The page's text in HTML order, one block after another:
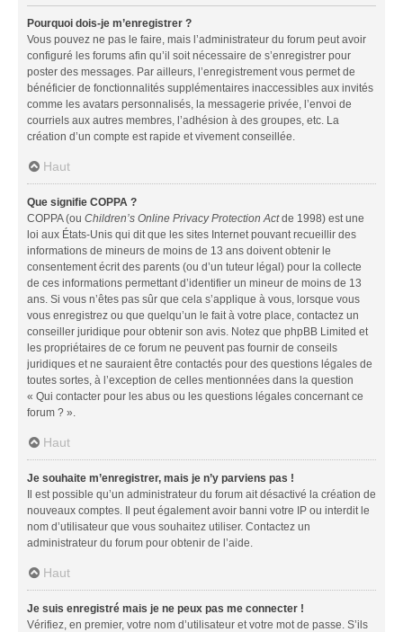
Pourquoi dois-je m’enregistrer ?
Vous pouvez ne pas le faire, mais l’administrateur du forum peut avoir
configuré les forums afin qu’il soit nécessaire de s’enregistrer pour
poster des messages. Par ailleurs, l’enregistrement vous permet de
bénéficier de fonctionnalités supplémentaires inaccessibles aux invités
comme les avatars personnalisés, la messagerie privée, l’envoi de
courriels aux autres membres, l’adhésion à des groupes, etc. La
création d’un compte est rapide et vivement conseillée.
Haut
Que signifie COPPA ?
COPPA (ou Children’s Online Privacy Protection Actde 1998) est une
loi aux États-Unis qui dit que les sites Internet pouvant recueillir des
informations de mineurs de moins de 13 ans doivent obtenir le
consentement écrit des parents (ou d’un tuteur légal) pour la collecte
de ces informations permettant d’identifier un mineur de moins de 13
ans. Si vous n’êtes pas sûr que cela s’applique à vous, lorsque vous
vous enregistrez ou que quelqu’un le fait à votre place, contactez un
conseiller juridique pour obtenir son avis. Notez que phpBB Limited et
les propriétaires de ce forum ne peuvent pas fournir de conseils
juridiques et ne sauraient être contactés pour des questions légales de
toutes sortes, à l’exception de celles mentionnées dans la question
« Qui contacter pour les abus ou les questions légales concernant ce
forum ? ».
Haut
Je souhaite m’enregistrer, mais je n’y parviens pas !
Il est possible qu’un administrateur du forum ait désactivé la création de
nouveaux comptes. Il peut également avoir banni votre IP ou interdit le
nom d’utilisateur que vous souhaitez utiliser. Contactez un
administrateur du forum pour obtenir de l’aide.
Haut
Je suis enregistré mais je ne peux pas me connecter !
Vérifiez, en premier, votre nom d’utilisateur et votre mot de passe. S’ils